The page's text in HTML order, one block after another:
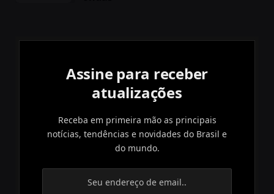
Assine para receber
atualizações
Receba em primeira mão as principais
notícias, tendências e novidades do Brasil e
do mundo.